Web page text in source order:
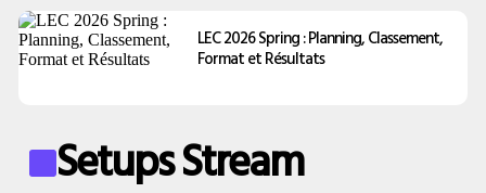
LEC 2026 Spring : Planning, Classement,
Format et Résultats
Setups Stream